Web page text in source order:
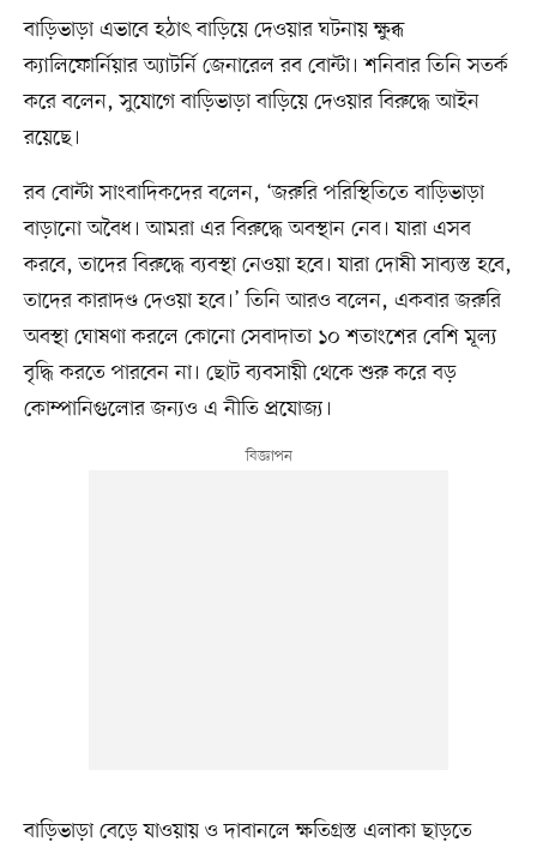
বাড়িভাড়া এভাবে হঠাৎ বাড়িয়ে দেওয়ার ঘটনায় ক্ষুব্ধ
ক্যালিফোর্নিয়ার অ্যাটর্নি জেনারেল রব বোন্টা। শনিবার তিনি সতর্ক
করে বলেন, সুযোগে বাড়িভাড়া বাড়িয়ে দেওয়ার বিরুদ্ধে আইন
রয়েছে।
রব বোন্টা সাংবাদিকদের বলেন, ‘জরুরি পরিস্থিতিতে বাড়িভাড়া
বাড়ানো অবৈধ। আমরা এর বিরুদ্ধে অবস্থান নেব। যারা এসব
করবে, তাদের বিরুদ্ধে ব্যবস্থা নেওয়া হবে। যারা দোষী সাব্যস্ত হবে,
তাদের কারাদণ্ড দেওয়া হবে।’ তিনি আরও বলেন, একবার জরুরি
অবস্থা ঘোষণা করলে কোনো সেবাদাতা ১০ শতাংশের বেশি মূল্য
বৃদ্ধি করতে পারবেন না। ছোট ব্যবসায়ী থেকে শুরু করে বড়
কোম্পানিগুলোর জন্যও এ নীতি প্রযোজ্য।
বাড়িভাড়া বেড়ে যাওয়ায় ও দাবানলে ক্ষতিগ্রস্ত এলাকা ছাড়তে